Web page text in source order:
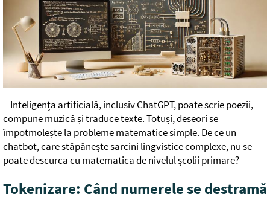
Inteligența artificială, inclusiv ChatGPT, poate scrie poezii,
compune muzică și traduce texte. Totuși, deseori se
împotmolește la probleme matematice simple. De ce un
chatbot, care stăpânește sarcini lingvistice complexe, nu se
poate descurca cu matematica de nivelul școlii primare?
Tokenizare: Când numerele se destramă